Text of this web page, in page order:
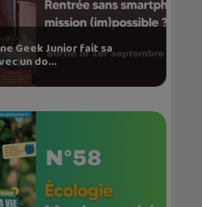
Geek Junior fait sa
un do...